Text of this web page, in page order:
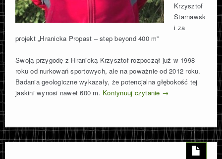
Krzysztof
Starnawsk
i za
projekt „Hranicka Propast – step beyond 400 m”
Swoją przygodę z Hranicką Krzysztof rozpoczął już w 1998
roku od nurkowań sportowych, ale na poważnie od 2012 roku.
Badania geologiczne wykazały, że potencjalna głębokość tej
jaskini wynosi nawet 600 m. Kontynuuj czytanie →